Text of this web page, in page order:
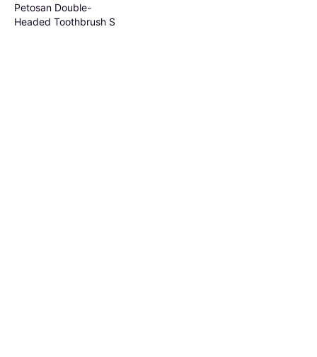
Petosan Double-
Headed Toothbrush S